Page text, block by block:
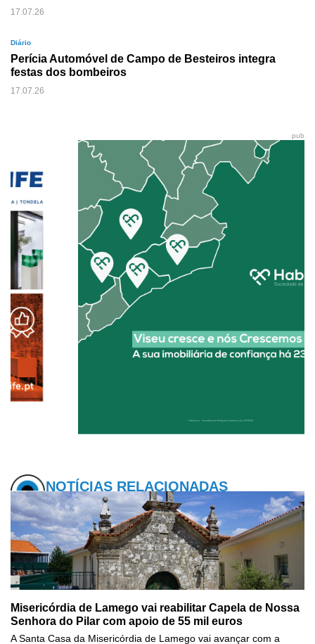
17.07.26
Diário
Perícia Automóvel de Campo de Besteiros integra
festas dos bombeiros
17.07.26
pub
NOTÍCIAS RELACIONADAS
Misericórdia de Lamego vai reabilitar Capela de Nossa
Senhora do Pilar com apoio de 55 mil euros
A Santa Casa da Misericórdia de Lamego vai avançar com a